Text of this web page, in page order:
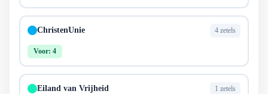
ChristenUnie 4 zetels
Voor: 4
Eiland van Vrijheid 1 zetels